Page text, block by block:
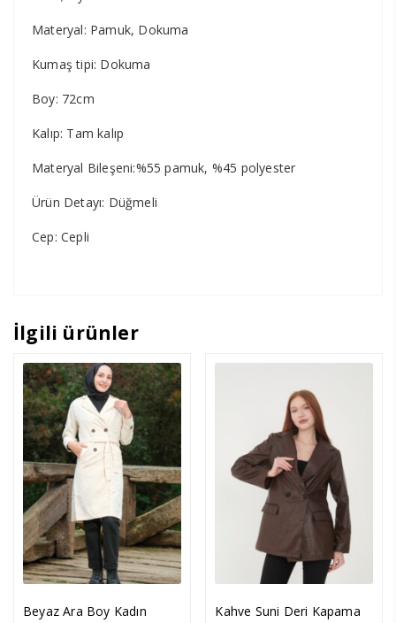
Materyal: Pamuk, Dokuma
Kumaş tipi: Dokuma
Boy: 72cm
Kalıp: Tam kalıp
Materyal Bileşeni:%55 pamuk, %45 polyester
Ürün Detayı: Düğmeli
Cep: Cepli
İlgili ürünler
Beyaz Ara Boy Kadın
Kahve Suni Deri Kapama